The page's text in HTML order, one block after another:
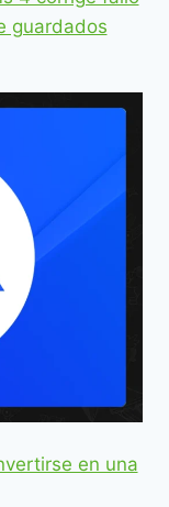
guardados
en una